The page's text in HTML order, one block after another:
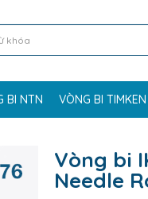
BI NTN VÒNG BI TIMKEN
Vòng bi
Needle